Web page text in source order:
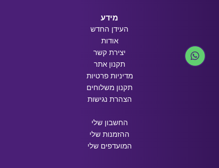
מידע
העידן החדש
אודות
יצירת קשר
תקנון אתר
מדיניות פרטיות
תקנון משלוחים
הצהרת נגישות
החשבון שלי
ההזמנות שלי
המועדפים שלי